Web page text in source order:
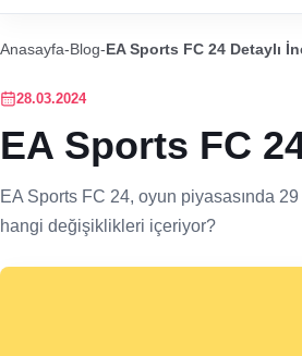
Anasayfa-Blog-EA Sports FC 24 Detaylı
28.03.2024
EA Sports FC
EA Sports FC 24, oyun piyasasında
hangi değişiklikleri içeriyor?